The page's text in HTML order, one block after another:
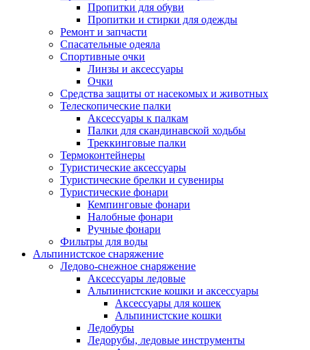
Пропитки для обуви
Пропитки и стирки для одежды
Ремонт и запчасти
Спасательные одеяла
Спортивные очки
Линзы и аксессуары
Очки
Средства защиты от насекомых и животных
Телескопические палки
Аксессуары к палкам
Палки для скандинавской ходьбы
Треккинговые палки
Термоконтейнеры
Туристические аксессуары
Туристические брелки и сувениры
Туристические фонари
Кемпинговые фонари
Налобные фонари
Ручные фонари
Фильтры для воды
Альпинистское снаряжение
Ледово-снежное снаряжение
Аксессуары ледовые
Альпинистские кошки и аксессуары
Аксессуары для кошек
Альпинистские кошки
Ледобуры
Ледорубы, ледовые инструменты